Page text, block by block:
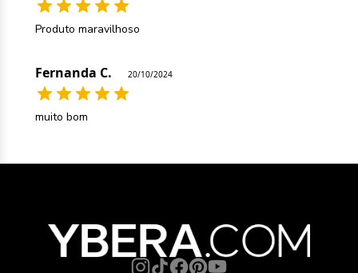
Produto maravilhoso
Fernanda C. 20/10/2024
muito bom